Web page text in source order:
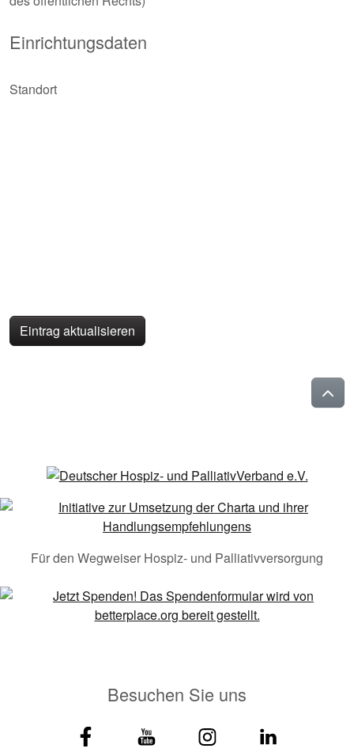
Einrichtungsdaten
Standort
Eintrag aktualisieren
Für den Wegweiser Hospiz- und Palliativversorgung
Besuchen Sie uns